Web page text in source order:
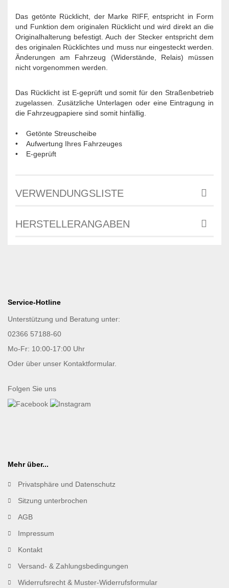
Das getönte Rücklicht, der Marke RIFF, entspricht in Form
und Funktion dem originalen Rücklicht und wird direkt an die
Originalhalterung befestigt. Auch der Stecker entspricht dem
des originalen Rücklichtes und muss nur eingesteckt werden.
Änderungen am Fahrzeug (Widerstände, Relais) müssen
nicht vorgenommen werden.
Das Rücklicht ist E-geprüft und somit für den Straßenbetrieb
zugelassen. Zusätzliche Unterlagen oder eine Eintragung in
die Fahrzeugpapiere sind somit hinfällig.
• Getönte Streuscheibe
• Aufwertung Ihres Fahrzeuges
• E-geprüft
VERWENDUNGSLISTE
HERSTELLERANGABEN
Service-Hotline
Unterstützung und Beratung unter:
02366 57188-60
Mo-Fr: 10:00-17:00 Uhr
Oder über unser Kontaktformular.
Folgen Sie uns
Mehr über...
Privatsphäre und Datenschutz
Sitzung unterbrochen
AGB
Impressum
Kontakt
Versand- & Zahlungsbedingungen
Widerrufsrecht & Muster-Widerrufsformular